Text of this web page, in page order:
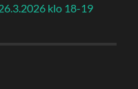
klo 18-19